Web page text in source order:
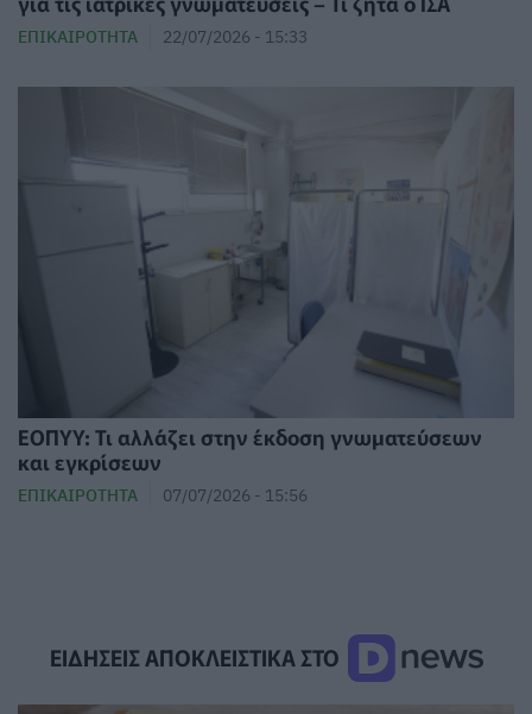
ΕΠΙΚΑΙΡΌΤΗΤΑ 22/07/2026 - 15:33
ΕΟΠΥΥ: Τι αλλάζει στην έκδοση γνωματεύσεων
και εγκρίσεων
ΕΠΙΚΑΙΡΌΤΗΤΑ 07/07/2026 - 15:56
ΕΙΔΗΣΕΙΣ ΑΠΟΚΛΕΙΣΤΙΚΑ ΣΤΟ